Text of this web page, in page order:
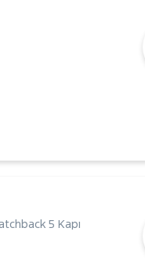
5 Kapı